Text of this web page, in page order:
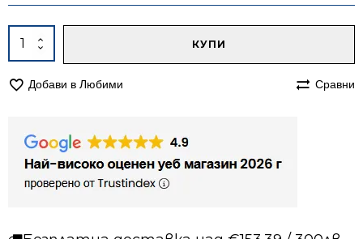
количество
за
килим
3040
червен
КУПИ
Добави в Любими Сравни